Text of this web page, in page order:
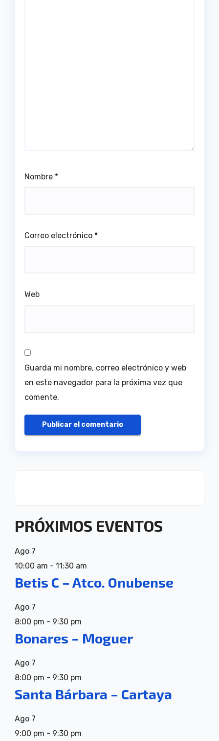
Nombre *
Correo electrónico *
Web
Guarda mi nombre, correo electrónico y web
en este navegador para la próxima vez que
comente.
PRÓXIMOS EVENTOS
Ago 7
10:00 am - 11:30 am
Betis C – Atco. Onubense
Ago 7
8:00 pm - 9:30 pm
Bonares – Moguer
Ago 7
8:00 pm - 9:30 pm
Santa Bárbara – Cartaya
Ago 7
9:00 pm - 9:30 pm